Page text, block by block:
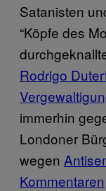
Satanisten
“Köpfe des
Rodrigo
immerhin
Londoner
wegen
Kommentaren